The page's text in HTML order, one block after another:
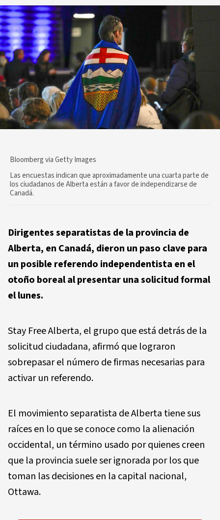
Bloomberg via Getty Images
Las encuestas indican que aproximadamente una cuarta parte de
los ciudadanos de Alberta están a favor de independizarse de
Canadá.
Dirigentes separatistas de la provincia de
Alberta, en Canadá, dieron un paso clave para
un posible referendo independentista en el
otoño boreal al presentar una solicitud formal
el lunes.
Stay Free Alberta, el grupo que está detrás de la
solicitud ciudadana, afirmó que lograron
sobrepasar el número de firmas necesarias para
activar un referendo.
El movimiento separatista de Alberta tiene sus
raíces en lo que se conoce como la alienación
occidental, un término usado por quienes creen
que la provincia suele ser ignorada por los que
toman las decisiones en la capital nacional,
Ottawa.